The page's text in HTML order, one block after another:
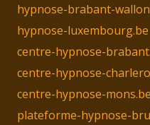
hypnose-brabant-
hypnose-luxembourg.be
centre-hypnose-
centre-hypnose-
centre-hypnose-mons.be
plateforme-hypnose-